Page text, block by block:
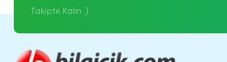
Takipte Kalın :)